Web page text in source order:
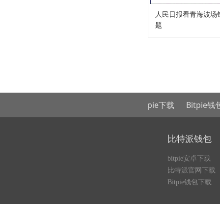
人民日报看青海波
题
Bitpie下载 Bitpie钱包
比特派钱包
bitpie安卓下载
比特派官网下载
Bitpie钱包下载